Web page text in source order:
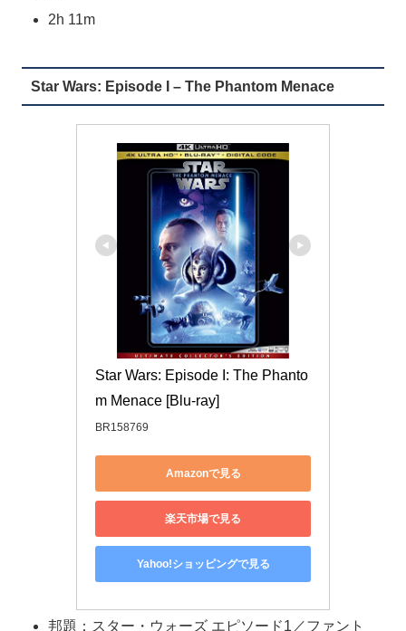
2h 11m
Star Wars: Episode I – The Phantom Menace
Star Wars: Episode I: The Phanto
m Menace [Blu-ray]
BR158769
Amazonで見る
楽天市場で見る
Yahoo!ショッピングで見る
邦題：スター・ウォーズ エピソード1／ファント